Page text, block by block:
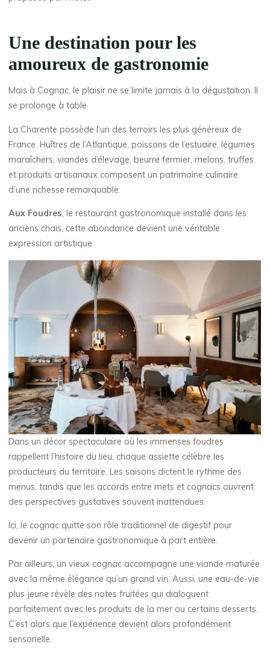
Une destination pour les
amoureux de gastronomie
Mais à Cognac, le plaisir ne se limite jamais à la dégustation. Il
se prolonge à table.
La Charente possède l’un des terroirs les plus généreux de
France. Huîtres de l’Atlantique, poissons de l’estuaire, légumes
maraîchers, viandes d’élevage, beurre fermier, melons, truffes
et produits artisanaux composent un patrimoine culinaire
d’une richesse remarquable.
Aux Foudres, le restaurant gastronomique installé dans les
anciens chais, cette abondance devient une véritable
expression artistique.
Dans un décor spectaculaire où les immenses foudres
rappellent l’histoire du lieu, chaque assiette célèbre les
producteurs du territoire. Les saisons dictent le rythme des
menus, tandis que les accords entre mets et cognacs ouvrent
des perspectives gustatives souvent inattendues.
Ici, le cognac quitte son rôle traditionnel de digestif pour
devenir un partenaire gastronomique à part entière.
Par ailleurs, un vieux cognac accompagne une viande maturée
avec la même élégance qu’un grand vin. Aussi, une eau-de-vie
plus jeune révèle des notes fruitées qui dialoguent
parfaitement avec les produits de la mer ou certains desserts.
C’est alors que l’expérience devient alors profondément
sensorielle.